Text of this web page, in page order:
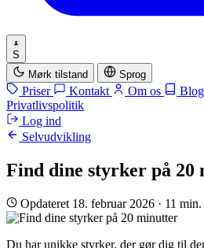
S
Mørk tilstand
Sprog
Priser Kontakt Om os Blog
Privatlivspolitik
Log ind
Selvudvikling
Find dine styrker på 20
Opdateret 18. februar 2026 · 11
Du har unikke styrker, der gør dig til